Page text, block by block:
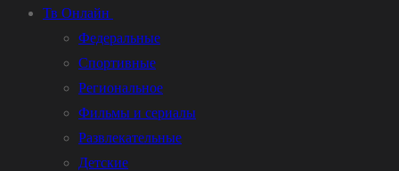
Тв Онлайн
Федеральные
Спортивные
Региональное
Фильмы и сериалы
Развлекательные
Детские